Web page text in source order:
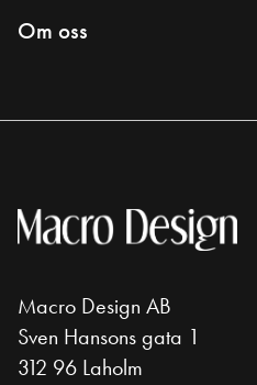
Om oss
Macro Design AB
Sven Hansons gata 1
312 96 Laholm